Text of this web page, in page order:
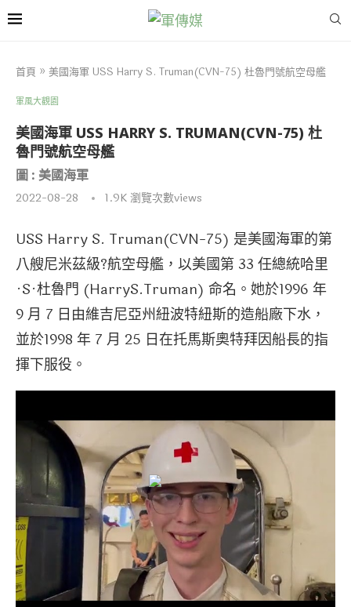
首頁 » 美國海軍 USS Harry S. Truman(CVN-75) 杜魯門號航空母艦
軍風大觀園
美國海軍 USS HARRY S. TRUMAN(CVN-75) 杜
魯門號航空母艦
圖 : 美國海軍
2022-08-28 1.9K瀏覽次數views
USS Harry S. Truman(CVN-75) 是美國海軍的第
八艘尼米茲級?航空母艦，以美國第 33 任總統哈里
·S·杜魯門 (HarryS.Truman) 命名。她於1996 年
9 月 7 日由維吉尼亞州紐波特紐斯的造船廠下水，
並於1998 年 7 月 25 日在托馬斯奧特拜因船長的指
揮下服役。